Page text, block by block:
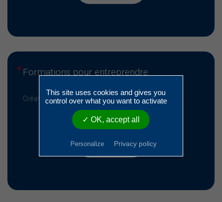
Formations pour entreprendre
Création - Reprise - Transmission d'entreprise
En savoir +
This site uses cookies and gives you
control over what you want to activate
✓ OK, accept all
Personalize Privacy policy